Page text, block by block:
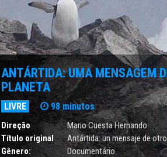
ANTÁRTIDA: UMA MENSAGEM
PLANETA
LIVRE 98 minutos
Direção
Mario Cuesta Hernando
Título original
Antártida: un mensaje de
Gênero:
Documentário